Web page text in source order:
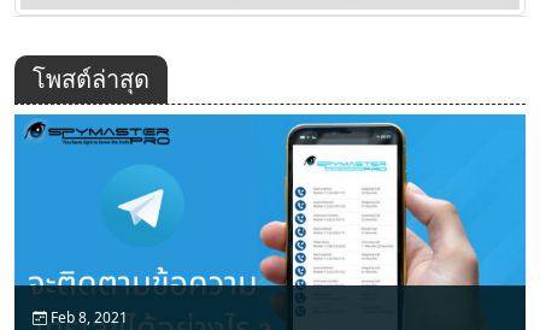
โพสต์ล่าสุด
Feb 8, 2021